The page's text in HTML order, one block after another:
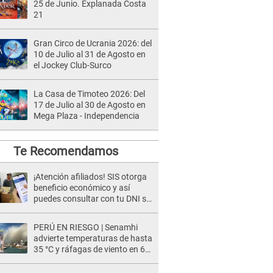
25 de Junio. Explanada Costa
21
Gran Circo de Ucrania 2026: del
10 de Julio al 31 de Agosto en
el Jockey Club-Surco
La Casa de Timoteo 2026: Del
17 de Julio al 30 de Agosto en
Mega Plaza - Independencia
Te Recomendamos
¡Atención afiliados! SIS otorga
beneficio económico y así
puedes consultar con tu DNI si
PERÚ EN RIESGO | Senamhi
advierte temperaturas de hasta
35 °C y ráfagas de viento en 6